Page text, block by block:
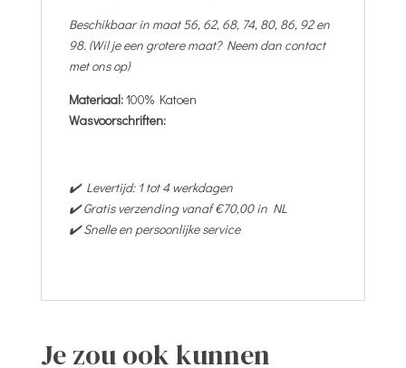
Beschikbaar in maat 56, 62, 68, 74, 80, 86, 92 en
98. (Wil je een grotere maat? Neem dan contact
met ons op)
Materiaal:100% Katoen
Wasvoorschriften:
✔️ Levertijd: 1 tot 4 werkdagen
✔️ Gratis verzending vanaf €70,00 in NL
✔️ Snelle en persoonlijke service
Je zou ook kunnen